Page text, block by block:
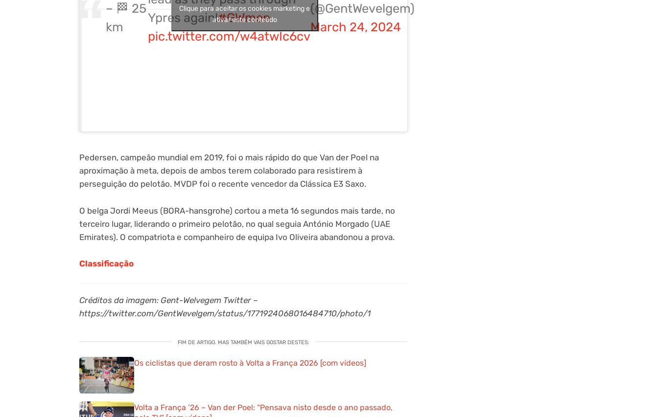
– 🏁 25
km
Ypres again!#GWmen
pic.twitter.com/w4atwIc6cv
(@GentWevelgem)
March 24, 2024
Clique para aceitar os cookies marketing e
ativar este conteúdo
Pedersen, campeão mundial em 2019, foi o mais rápido do que Van der Poel na
aproximação à meta, depois de ambos terem colaborado para resistirem à
perseguição do pelotão. MVDP foi o recente vencedor da Clássica E3 Saxo.
O belga Jordi Meeus (BORA-hansgrohe) cortou a meta 16 segundos mais tarde, no
terceiro lugar, liderando o primeiro pelotão, no qual seguia António Morgado (UAE
Emirates). O compatriota e companheiro de equipa Ivo Oliveira abandonou a prova.
Classificação
Créditos da imagem: Gent-Welvegem Twitter –
https://twitter.com/GentWevelgem/status/1771924068016484710/photo/1
FIM DE ARTIGO. MAS TAMBÉM VAIS GOSTAR DESTES:
Os ciclistas que deram rosto à Volta a França 2026 [com vídeos]
Volta a França ’26 – Van der Poel: “Pensava nisto desde o ano passado,